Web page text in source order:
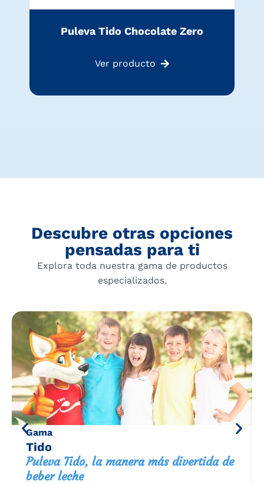
Puleva Tido Chocolate Zero
Ver producto
Descubre otras opciones
pensadas para ti
Explora toda nuestra gama de productos
especializados.
Gama
Tido
Puleva Tido, la manera más divertida de
beber leche